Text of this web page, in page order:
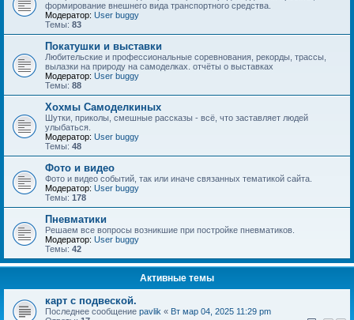
формирование внешнего вида транспортного средства.
Модератор: User buggy
Темы: 83
Покатушки и выставки
Любительские и профессиональные соревнования, рекорды, трассы,
вылазки на природу на самоделках. отчёты о выставках
Модератор: User buggy
Темы: 88
Хохмы Самоделкиных
Шутки, приколы, смешные рассказы - всё, что заставляет людей
улыбаться.
Модератор: User buggy
Темы: 48
Фото и видео
Фото и видео событий, так или иначе связанных тематикой сайта.
Модератор: User buggy
Темы: 178
Пневматики
Решаем все вопросы возникшие при постройке пневматиков.
Модератор: User buggy
Темы: 42
Активные темы
карт с подвеской.
Последнее сообщение pavlik « Вт мар 04, 2025 11:29 pm